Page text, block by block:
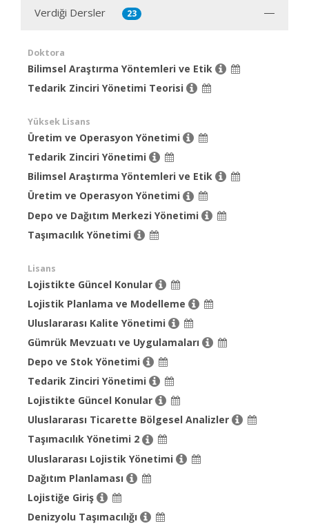
Verdiği Dersler 23
Doktora
Bilimsel Araştırma Yöntemleri ve Etik
Tedarik Zinciri Yönetimi Teorisi
Yüksek Lisans
Üretim ve Operasyon Yönetimi
Tedarik Zinciri Yönetimi
Bilimsel Araştırma Yöntemleri ve Etik
Üretim ve Operasyon Yönetimi
Depo ve Dağıtım Merkezi Yönetimi
Taşımacılık Yönetimi
Lisans
Lojistikte Güncel Konular
Lojistik Planlama ve Modelleme
Uluslararası Kalite Yönetimi
Gümrük Mevzuatı ve Uygulamaları
Depo ve Stok Yönetimi
Tedarik Zinciri Yönetimi
Lojistikte Güncel Konular
Uluslararası Ticarette Bölgesel Analizler
Taşımacılık Yönetimi 2
Uluslararası Lojistik Yönetimi
Dağıtım Planlaması
Lojistiğe Giriş
Denizyolu Taşımacılığı